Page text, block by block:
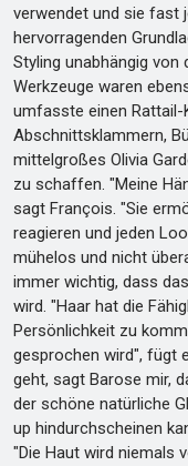
verwendet und sie fast
hervorragenden
Styling unabhängig
Werkzeuge waren
umfasste einen Rattail-
Abschnittsklammern,
mittelgroßes Olivia
zu schaffen. "Meine
sagt François. "Sie
reagieren und jeden
mühelos und nicht
immer wichtig, dass
wird. "Haar hat die
Persönlichkeit zu
gesprochen wird", fügt
geht, sagt Barose mir,
der schöne natürliche
up hindurchscheinen
"Die Haut wird niemals